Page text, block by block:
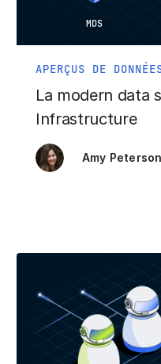
APERÇUS DE
La modern data
Infrastructure
Amy Peterson